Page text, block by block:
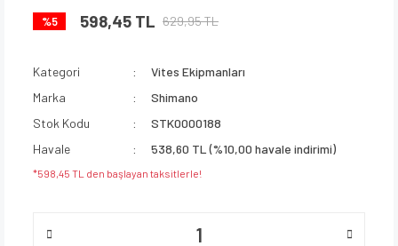
%5 598,45 TL 629,95 TL
Kategori
Vites Ekipmanları
Marka
Shimano
Stok Kodu
STK0000188
Havale
538,60 TL (%10,00 havale indirimi)
*598,45 TL den başlayan taksitlerle!